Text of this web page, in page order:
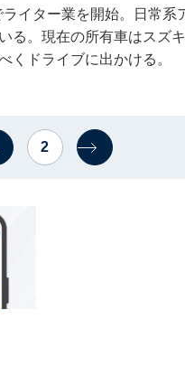
イター業を開始。日常系
る。現在の所有車はスズ
くドライブに出かける。
2